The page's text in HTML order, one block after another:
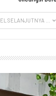
SELANJUTNYA ...